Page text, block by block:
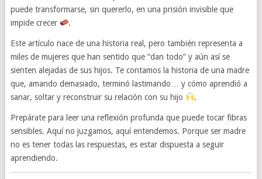
puede transformarse, sin quererlo, en una prisión invisible que
impide crecer
.
Este artículo nace de una historia real, pero también representa a
miles de mujeres que han sentido que “dan todo” y aún así se
sienten alejadas de sus hijos. Te contamos la historia de una madre
que, amando demasiado, terminó lastimando… y cómo aprendió a
sanar, soltar y reconstruir su relación con su hijo
.
Prepárate para leer una reflexión profunda que puede tocar fibras
sensibles. Aquí no juzgamos, aquí entendemos. Porque ser madre
no es tener todas las respuestas, es estar dispuesta a seguir
aprendiendo.